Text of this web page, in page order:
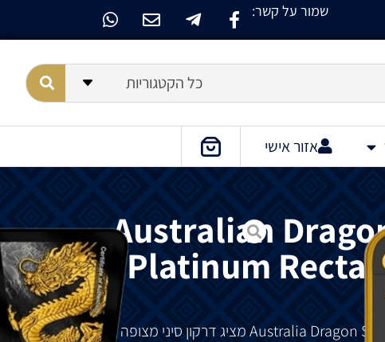
שמור על קשר:
כל הקטגוריות
אזור אישי
Australian
Black Platinum
מציגדרקון סיני מצופה בזהב על רקע